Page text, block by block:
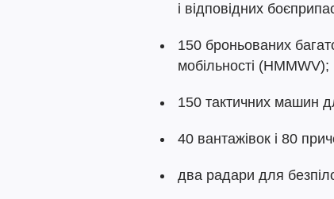
і відповідних
150 броньованих
мобільності (HMMWV);
150 тактичних машин
40 вантажівок і 80
два радари для